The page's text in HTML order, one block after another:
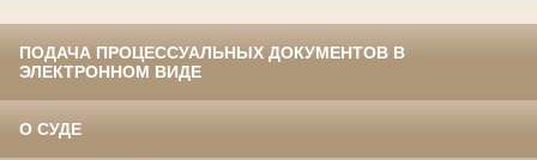
ПОДАЧА ПРОЦЕССУАЛЬНЫХ ДОКУМЕНТОВ В
ЭЛЕКТРОННОМ ВИДЕ
О СУДЕ